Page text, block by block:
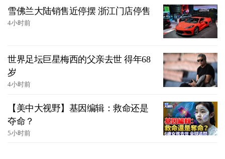
雪佛兰大陆销售近停摆 浙江门店停售
4小时前
世界足坛巨星梅西的父亲去世 得年68
岁
4小时前
【美中大视野】基因编辑：救命还是
夺命？
5小时前